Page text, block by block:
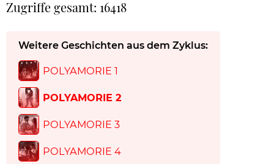
Zugriffe gesamt: 16418
Weitere Geschichten aus dem Zyklus:
POLYAMORIE 1
POLYAMORIE 2
POLYAMORIE 3
POLYAMORIE 4